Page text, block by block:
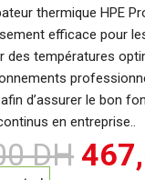
thermique HPE
efficace pour
des températures
d’assurer le bon
en entreprise..
DH